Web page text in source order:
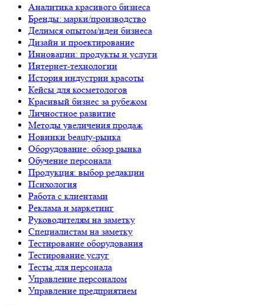
Аналитика красивого бизнеса
Бренды: марки/производство
Делимся опытом/идеи бизнеса
Дизайн и проектирование
Инновации: продукты и услуги
Интернет-технологии
История индустрии красоты
Кейсы для косметологов
Красивый бизнес за рубежом
Личностное развитие
Методы увеличения продаж
Новинки beauty-рынка
Оборудование: обзор рынка
Обучение персонала
Продукция: выбор редакции
Психология
Работа с клиентами
Реклама и маркетинг
Руководителям на заметку
Специалистам на заметку
Тестирование оборудования
Тестирование услуг
Тесты для персонала
Управление персоналом
Управление предприятием